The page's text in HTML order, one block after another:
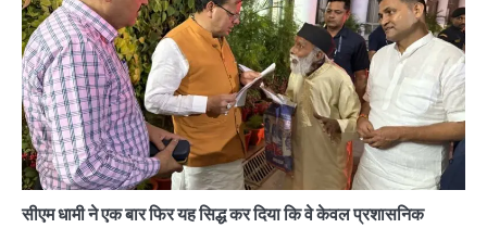
सीएम धामी ने एक बार फिर यह सिद्ध कर दिया कि वे केवल प्रशासनिक